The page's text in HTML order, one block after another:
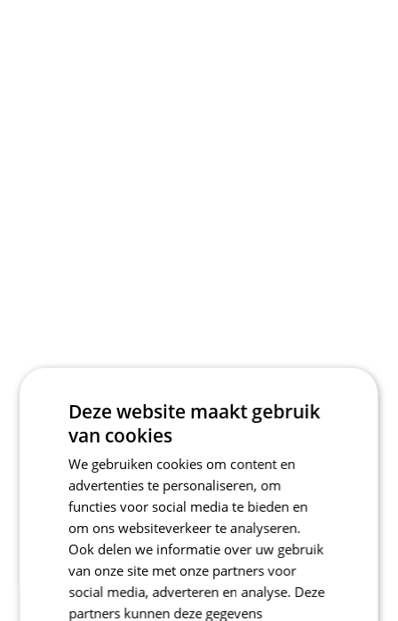
Deze website maakt gebruik
van cookies
We gebruiken cookies om content en
advertenties te personaliseren, om
functies voor social media te bieden en
om ons websiteverkeer te analyseren.
Ook delen we informatie over uw gebruik
van onze site met onze partners voor
social media, adverteren en analyse. Deze
partners kunnen deze gegevens